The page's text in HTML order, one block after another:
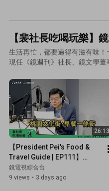
【裴社長吃喝玩樂】
生活再忙，都要過得有滋有味
現任《鏡週刊》社長、鏡文學
報》執行副總編輯、《壹週刊》
體節奏中，裴社長常舉「治大
精。原來裴社長不只是掌管千
懷，多才多藝到不可思議！堂堂
展成解讀星座，熱衷聽音樂會
廚藝，因緣際會寫下專欄，出版
分，Podcast主持人！【節目簡
媒體風暴中心的裴偉，怎麼看
是想滿足大家的好奇心，斗膽
現！！比美食家能吃，裴社長有
玩，跑船航海世界一圈後，還
26:13
【President Pei's Food &
Travel Guide | EP111】
Taoyuan Breakfast Street:
Traditional Rice Noodle
鏡電視綜合台
9 views • 3 days ago